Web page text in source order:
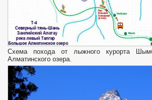
Схема похода от лыжного курорта
Алматинского озера.